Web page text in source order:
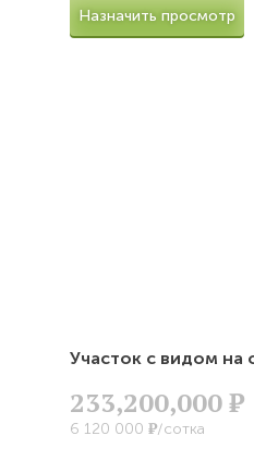
Назначить просмотр
Участок с видом на
233,200,000Р
6 120 000 Р/сотка